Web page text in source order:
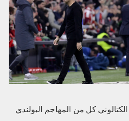
كل من المهاجم البولندي